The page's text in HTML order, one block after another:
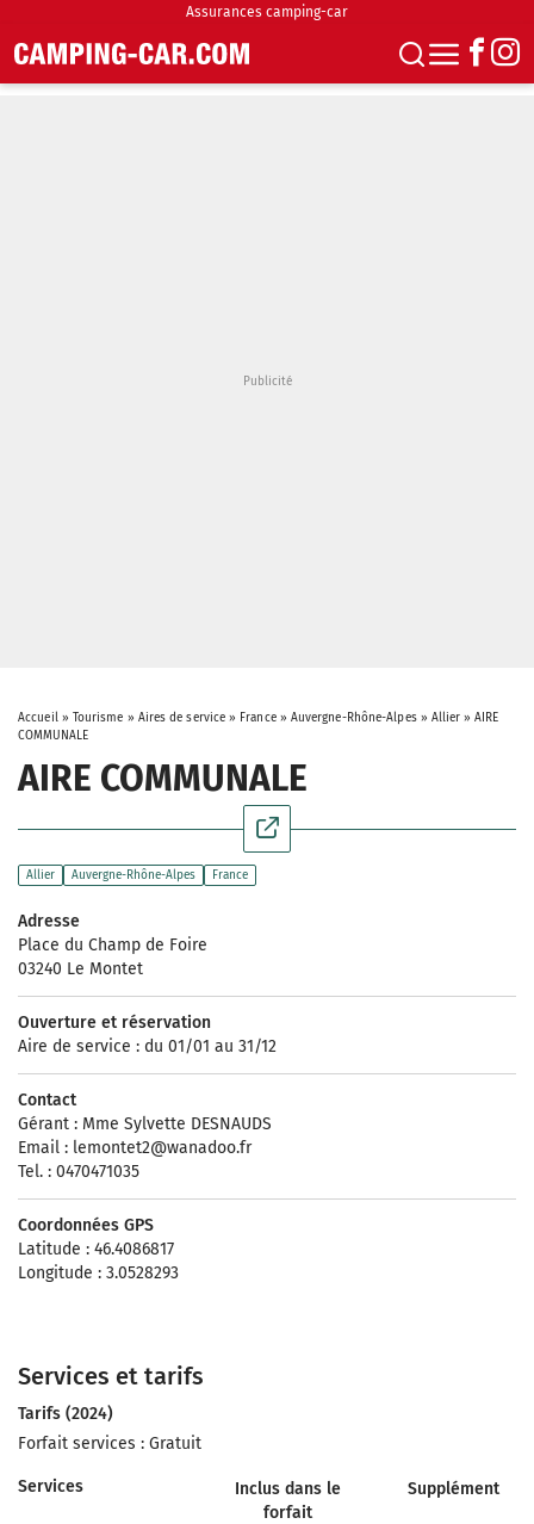
Assurances camping-car
Accueil» Tourisme » Aires de service » France» Auvergne-Rhône-Alpes» Allier »AIRE
COMMUNALE
AIRE COMMUNALE
Allier Auvergne-Rhône-Alpes France
Adresse
Place du Champ de Foire
03240 Le Montet
Ouverture et réservation
Aire de service : du 01/01 au 31/12
Contact
Gérant : Mme Sylvette DESNAUDS
Email : lemontet2@wanadoo.fr
Tel. : 0470471035
Coordonnées GPS
Latitude : 46.4086817
Longitude : 3.0528293
Services et tarifs
Tarifs (2024)
Forfait services : Gratuit
Services
Inclus dans le
forfait
Supplément